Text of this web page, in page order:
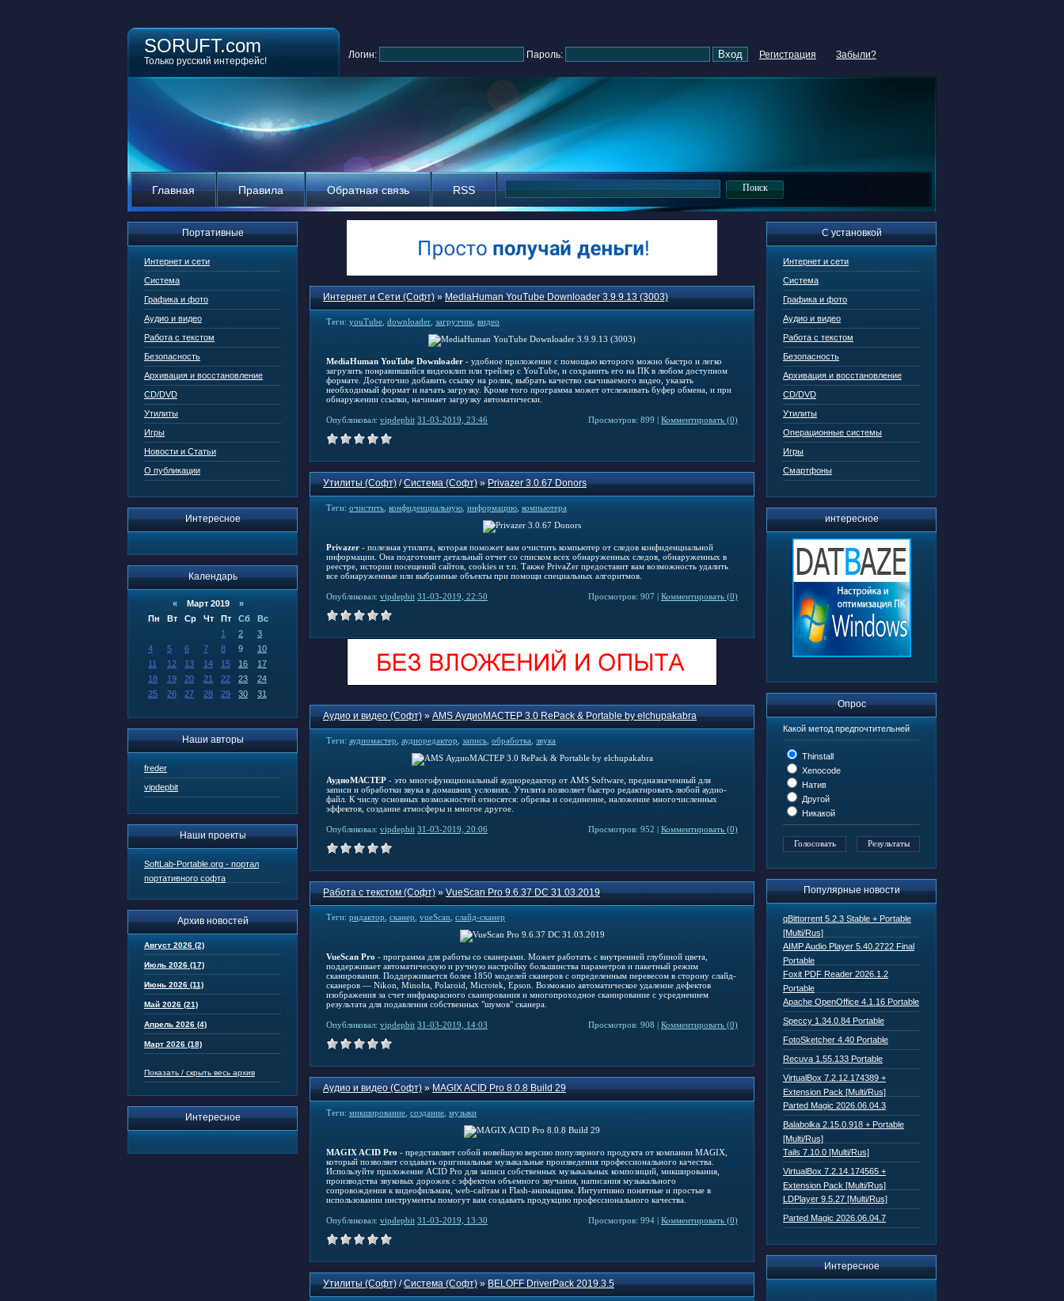
SORUFT.com
Только русский интерфейс!
Логин: Пароль: Регистрация Забыли?
Главная Правила Обратная связь RSS
Портативные
Интернет и сети
Система
Графика и фото
Аудио и видео
Работа с текстом
Безопасность
Архивация и восстановление
CD/DVD
Утилиты
Игры
Новости и Статьи
О публикации
Интересное
Календарь
« Март 2019 »
Пн
Вт Ср Чт Пт Сб
Вс
1
2
3
4
5 6 7 8 9
10
11
12 13 14 15 16
17
18
19 20 21 22 23
24
25
26 27 28 29 30 31
Наши авторы
freder
vipdepbit
Наши проекты
SoftLab-Portable.org - портал
портативного софта
Архив новостей
Август 2026 (2)
Июль 2026 (17)
Июнь 2026 (11)
Май 2026 (21)
Апрель 2026 (4)
Март 2026 (18)
Показать / скрыть весь архив
Интересное
С установкой
Интернет и сети
Система
Графика и фото
Аудио и видео
Работа с текстом
Безопасность
Архивация и восстановление
CD/DVD
Утилиты
Операционные системы
Игры
Смартфоны
интересное
Опрос
Какой метод предпочтительней
Thinstall
Xenocode
Натив
Другой
Никакой
Популярные новости
qBittorrent 5.2.3 Stable + Portable
[Multi/Rus]
AIMP Audio Player 5.40.2722 Final
Portable
Foxit PDF Reader 2026.1.2
Portable
Apache OpenOffice 4.1.16 Portable
Speccy 1.34.0.84 Portable
FotoSketcher 4.40 Portable
Recuva 1.55.133 Portable
VirtualBox 7.2.12.174389 +
Extension Pack [Multi/Rus]
Parted Magic 2026.06.04.3
Balabolka 2.15.0.918 + Portable
[Multi/Rus]
Tails 7.10.0 [Multi/Rus]
VirtualBox 7.2.14.174565 +
Extension Pack [Multi/Rus]
LDPlayer 9.5.27 [Multi/Rus]
Parted Magic 2026.06.04.7
Интересное
Интернет и Сети (Софт)»MediaHuman YouTube Downloader 3.9.9.13 (3003)
Теги: youTube downloader загрузчик видео
MediaHuman YouTube Downloader - удобное приложение с помощью которого можно быстро и легко
загрузить понравившийся видеоклип или трейлер с YouTube, и сохранить его на ПК в любом доступном
формате. Достаточно добавить ссылку на ролик, выбрать качество скачиваемого видео, указать
необходимый формат и начать загрузку. Кроме того программа может отслеживать буфер обмена, и при
обнаружении ссылки, начинает загрузку автоматически.
Опубликовал: vipdepbit 31-03-2019, 23:46 Просмотров: 899 | Комментировать (0)
Утилиты (Софт)/Система (Софт)»Privazer 3.0.67 Donors
Теги: очистить конфиденциальную информацию компьютера
Privazer - полезная утилита, которая поможет вам очистить компьютер от следов конфиденциальной
информации. Она подготовит детальный отчет со списком всех обнаруженных следов, обнаруженных в
реестре, истории посещений сайтов, cookies и т.п. Также PrivaZer предоставит вам возможность удалить
все обнаруженные или выбранные объекты при помощи специальных алгоритмов.
Опубликовал: vipdepbit 31-03-2019, 22:50 Просмотров: 907 | Комментировать (0)
Аудио и видео (Софт)»AMS АудиоМАСТЕР 3.0 RePack & Portable by elchupakabra
Теги: аудиомастер аудиоредактор запись обработка звука
АудиоМАСТЕР - это многофункциональный аудиоредактор от AMS Software, предназначенный для
записи и обработки звука в домашних условиях. Утилита позволяет быстро редактировать любой аудио-
файл. К числу основных возможностей относятся: обрезка и соединение, наложение многочисленных
эффектов, создание атмосферы и многое другое.
Опубликовал: vipdepbit 31-03-2019, 20:06 Просмотров: 952 | Комментировать (0)
Работа с текстом (Софт)»VueScan Pro 9.6.37 DC 31.03.2019
Теги: рндактор сканер vueScan слайд-сканер
VueScan Pro - программа для работы со сканерами. Может работать с внутренней глубиной цвета,
поддерживает автоматическую и ручную настройку большинства параметров и пакетный режим
сканирования. Поддерживается более 1850 моделей сканеров с определенным перевесом в сторону слайд-
сканеров — Nikon, Minolta, Polaroid, Microtek, Epson. Возможно автоматическое удаление дефектов
изображения за счет инфракрасного сканирования и многопроходное сканирование с усреднением
результата для подавления собственных "шумов" сканера.
Опубликовал: vipdepbit 31-03-2019, 14:03 Просмотров: 908 | Комментировать (0)
Аудио и видео (Софт)»MAGIX ACID Pro 8.0.8 Build 29
Теги: микширование создание музыки
MAGIX ACID Pro - представляет собой новейшую версию популярного продукта от компании MAGIX,
который позволяет создавать оригинальные музыкальные произведения профессионального качества.
Используйте приложение ACID Pro для записи собственных музыкальных композиций, микширования,
производства звуковых дорожек с эффектом объемного звучания, написания музыкального
сопровождения к видеофильмам, web-сайтам и Flash-анимациям. Интуитивно понятные и простые в
использовании инструменты помогут вам создавать продукцию профессионального качества.
Опубликовал: vipdepbit 31-03-2019, 13:30 Просмотров: 994 | Комментировать (0)
Утилиты (Софт)/Система (Софт)»BELOFF DriverPack 2019.3.5